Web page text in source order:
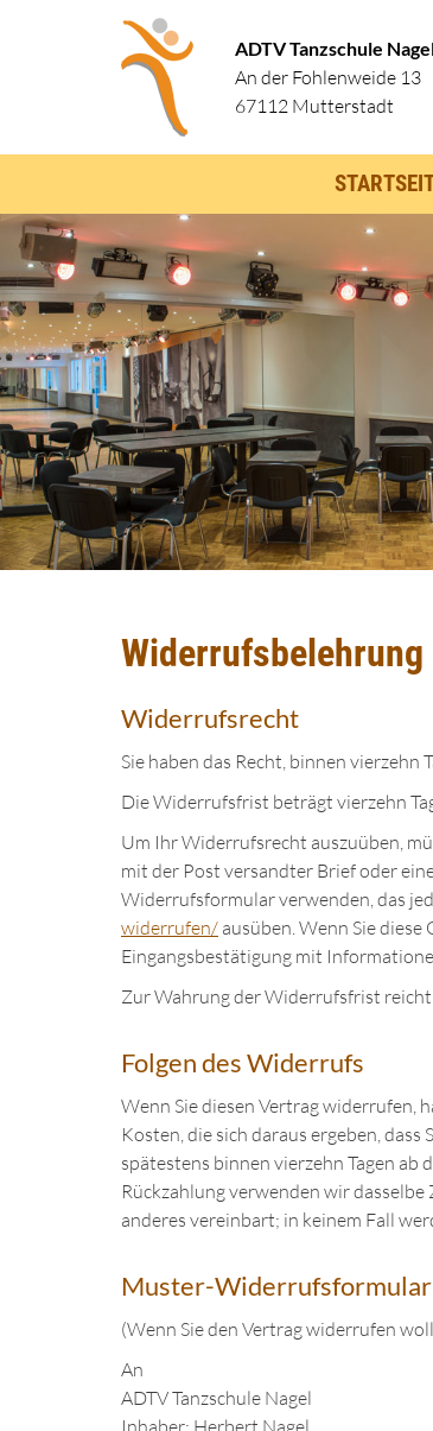
ADTV Tanzschule
An der Fohlenweide 13
67112 Mutterstadt
Widerrufsbelehrung
Widerrufsrecht
Sie haben das Recht, binnen
Die Widerrufsfrist beträgt vierzehn
Um Ihr Widerrufsrecht auszuüben,
mit der Post versandter Brief oder
Widerrufsformular verwenden, das
widerrufen/ ausüben. Wenn Sie
Eingangsbestätigung mit
Zur Wahrung der Widerrufsfrist
Folgen des Widerrufs
Wenn Sie diesen Vertrag widerrufen,
Kosten, die sich daraus ergeben,
spätestens binnen vierzehn Tagen ab
Rückzahlung verwenden wir
anderes vereinbart; in keinem Fall
Muster-Widerrufsformular
(Wenn Sie den Vertrag widerrufen
An
ADTV Tanzschule Nagel
Inhaber: Herbert Nagel